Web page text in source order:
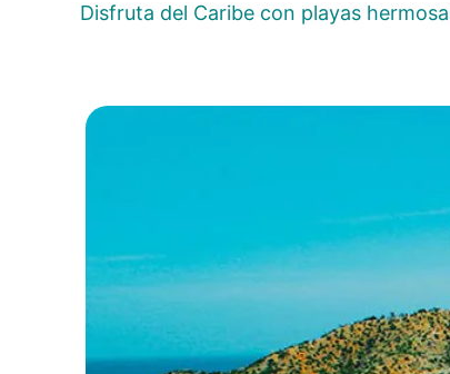
Disfruta del Caribe con playas